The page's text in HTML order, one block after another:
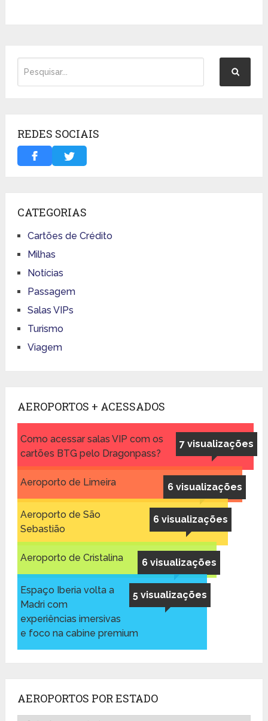
REDES SOCIAIS
CATEGORIAS
Cartões de Crédito
Milhas
Notícias
Passagem
Salas VIPs
Turismo
Viagem
AEROPORTOS + ACESSADOS
7 visualizações
Como acessar salas VIP com os
cartões BTG pelo Dragonpass?
6 visualizações
Aeroporto de Limeira
6 visualizações
Aeroporto de São
Sebastião
6 visualizações
Aeroporto de Cristalina
5 visualizações
Espaço Iberia volta a
Madri com
experiências imersivas
e foco na cabine premium
AEROPORTOS POR ESTADO